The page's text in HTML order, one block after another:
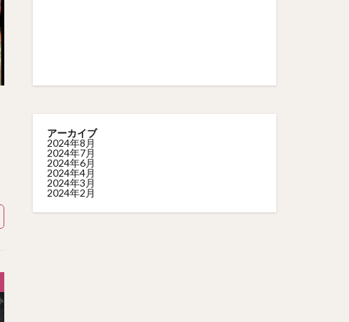
アーカイブ
2024年8月
2024年7月
2024年6月
2024年4月
2024年3月
2024年2月